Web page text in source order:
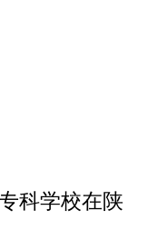
科学校在陕